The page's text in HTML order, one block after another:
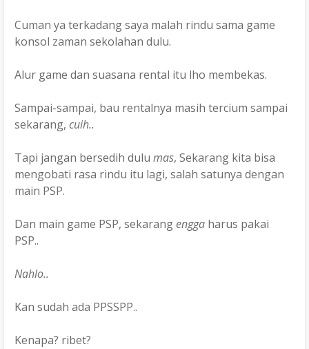
Cuman ya terkadang saya malah rindu sama game
konsol zaman sekolahan dulu.
Alur game dan suasana rental itu lho membekas.
Sampai-sampai, bau rentalnya masih tercium sampai
sekarang, cuih..
Tapi jangan bersedih dulu mas, Sekarang kita bisa
mengobati rasa rindu itu lagi, salah satunya dengan
main PSP.
Dan main game PSP, sekarangengga harus pakai
PSP..
Nahlo..
Kan sudah ada PPSSPP..
Kenapa? ribet?